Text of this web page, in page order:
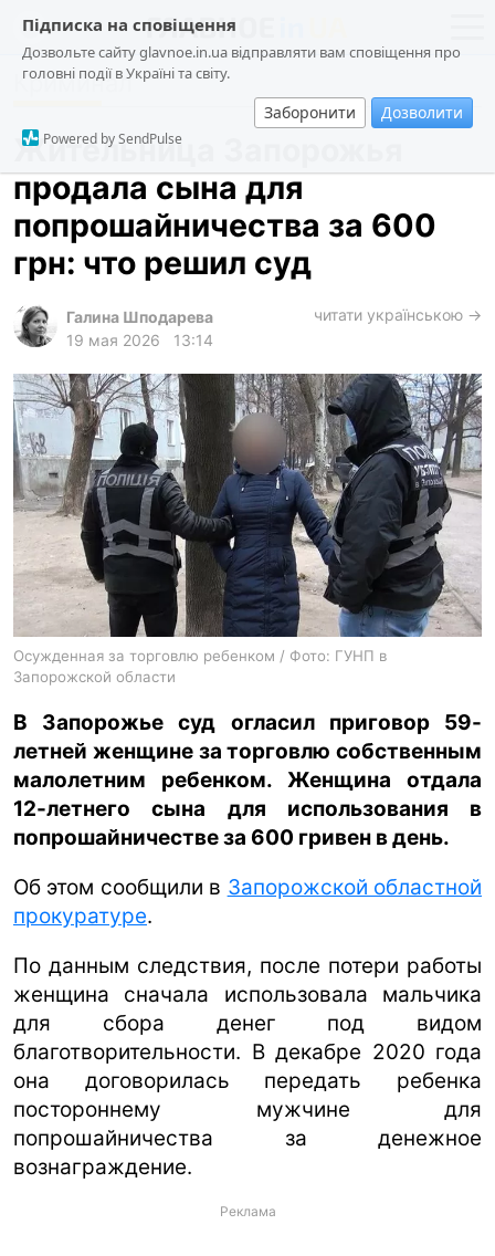
Підписка на сповіщення
Дозвольте сайту glavnoe.in.ua відправляти вам сповіщення про
головні події в Україні та світу.
Заборонити Дозволити
Powered by SendPulse
новости
о проекте
общество
происшествия
криминал
техно
харьков
архив
gambling
ua ru en
Криминал
Жительница Запорожья
продала сына для
попрошайничества за 600
грн: что решил суд
Галина Шподарева
19 мая 2026
13:14
читати українською →
Осужденная за торговлю ребенком / Фото: ГУНП в
Запорожской области
В Запорожье суд огласил приговор 59-
летней женщине за торговлю собственным
малолетним ребенком. Женщина отдала
12-летнего сына для использования в
попрошайничестве за 600 гривен в день.
Об этом сообщили в Запорожской областной
прокуратуре.
По данным следствия, после потери работы
женщина сначала использовала мальчика
для сбора денег под видом
благотворительности. В декабре 2020 года
она договорилась передать ребенка
постороннему мужчине для
попрошайничества за денежное
вознаграждение.
Реклама